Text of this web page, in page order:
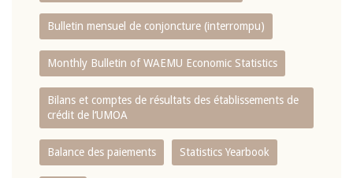
Bulletin mensuel de conjoncture (interrompu)
Monthly Bulletin of WAEMU Economic Statistics
Bilans et comptes de résultats des établissements de
crédit de l‘UMOA
Balance des paiements Statistics Yearbook